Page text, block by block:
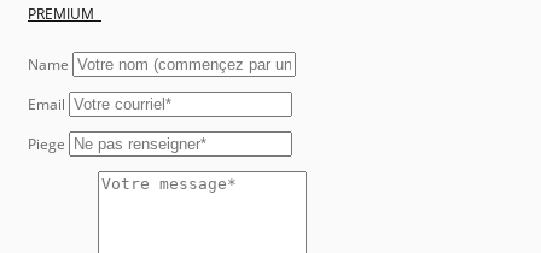
PREMIUM
Name
Email
Piege